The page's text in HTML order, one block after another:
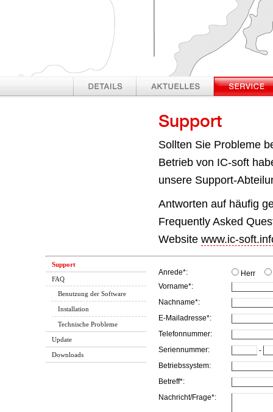
Support
Sollten Sie Probleme
Betrieb von IC-soft
unsere Support-
Antworten auf häufig
Frequently Asked
Website www.ic-
Support
FAQ
Benutzung der Software
Installation
Technische Probleme
Update
Downloads
Anrede*: Herr
Vorname*:
Nachname*:
E-Mailadresse*:
Telefonnummer:
Seriennummer:
-
Betriebssystem:
Betreff*:
Nachricht/Frage*: